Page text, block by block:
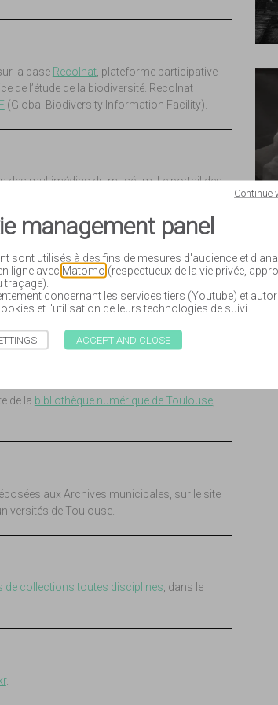
la base Recolnat, plateforme participative
de l’étude de la biodiversité. Recolnat
(Global Biodiversity Information Facility).
des multimédias du muséum. Le portail des
patrimoniales inscrites à l'inventaire.
photographies patrimoniales ainsi que les
en haute définition dans le
de la bibliothèque numérique de Toulouse,
aux Archives municipales, sur le site
de Toulouse.
de collections toutes disciplines , dans le
.
management panel
sont utilisés à des fins de mesures d'audience et
ligne avec Matomo (respectueux de la vie privée,
traçage).
concernant les services tiers (Youtube) et
et l'utilisation de leurs technologies de suivi.
Continue
ACCEPT AND CLOSE